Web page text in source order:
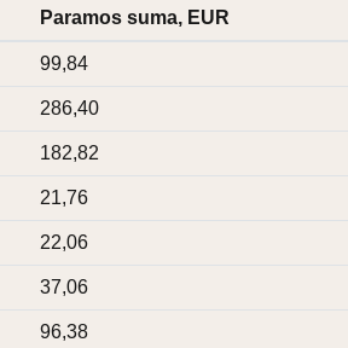
Paramos suma, EUR
99,84
286,40
182,82
21,76
22,06
37,06
96,38